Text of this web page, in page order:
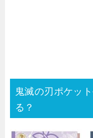
鬼滅の刃ポケッ
る？